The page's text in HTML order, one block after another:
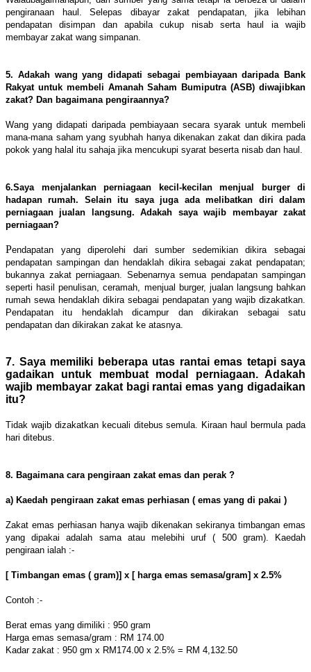
pengiranaan haul. Selepas dibayar zakat pendapatan, jika lebihan
pendapatan disimpan dan apabila cukup nisab serta haul ia wajib
membayar zakat wang simpanan.
5. Adakah wang yang didapati sebagai pembiayaan daripada Bank
Rakyat untuk membeli Amanah Saham Bumiputra (ASB) diwajibkan
zakat? Dan bagaimana pengiraannya?
Wang yang didapati daripada pembiayaan secara syarak untuk membeli
mana-mana saham yang syubhah hanya dikenakan zakat dan dikira pada
pokok yang halal itu sahaja jika mencukupi syarat beserta nisab dan haul.
6.Saya menjalankan perniagaan kecil-kecilan menjual burger di
hadapan rumah. Selain itu saya juga ada melibatkan diri dalam
perniagaan jualan langsung. Adakah saya wajib membayar zakat
perniagaan?
Pendapatan yang diperolehi dari sumber sedemikian dikira sebagai
pendapatan sampingan dan hendaklah dikira sebagai zakat pendapatan;
bukannya zakat perniagaan. Sebenarnya semua pendapatan sampingan
seperti hasil penulisan, ceramah, menjual burger, jualan langsung bahkan
rumah sewa hendaklah dikira sebagai pendapatan yang wajib dizakatkan.
Pendapatan itu hendaklah dicampur dan dikirakan sebagai satu
pendapatan dan dikirakan zakat ke atasnya.
7. Saya memiliki beberapa utas rantai emas tetapi saya
gadaikan untuk membuat modal perniagaan. Adakah
wajib membayar zakat bagi rantai emas yang digadaikan
itu?
Tidak wajib dizakatkan kecuali ditebus semula. Kiraan haul bermula pada
hari ditebus.
8. Bagaimana cara pengiraan zakat emas dan perak ?
a) Kaedah pengiraan zakat emas perhiasan ( emas yang di pakai )
Zakat emas perhiasan hanya wajib dikenakan sekiranya timbangan emas
yang dipakai adalah sama atau melebihi uruf ( 500 gram). Kaedah
pengiraan ialah :-
[ Timbangan emas ( gram)] x [ harga emas semasa/gram] x 2.5%
Contoh :-
Berat emas yang dimiliki : 950 gram
Harga emas semasa/gram : RM 174.00
Kadar zakat : 950 gm x RM174.00 x 2.5% = RM 4,132.50